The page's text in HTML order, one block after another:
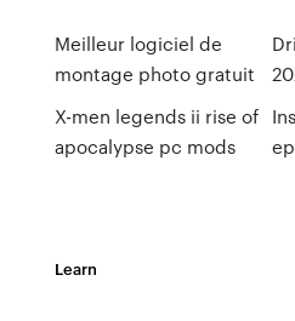
Meilleur logiciel de
montage photo gratuit
X-men legends ii rise of
apocalypse pc mods
Learn